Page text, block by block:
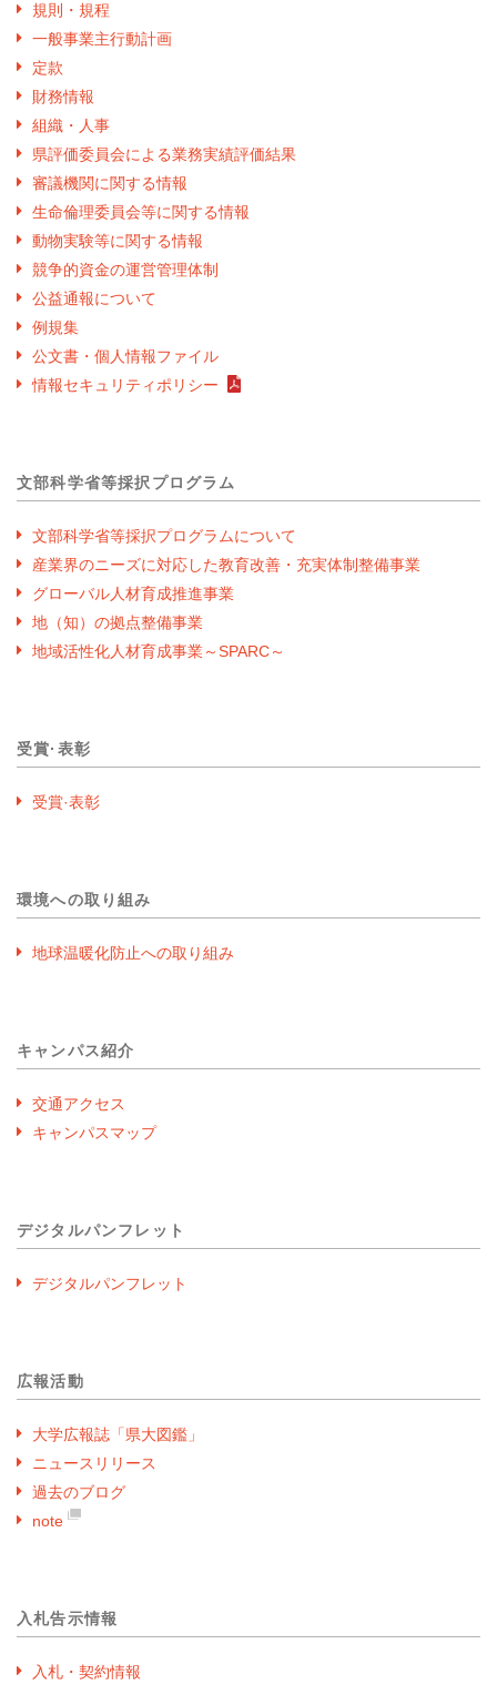
規則・規程
一般事業主行動計画
定款
財務情報
組織・人事
県評価委員会による業務実績評価結果
審議機関に関する情報
生命倫理委員会等に関する情報
動物実験等に関する情報
競争的資金の運営管理体制
公益通報について
例規集
公文書・個人情報ファイル
情報セキュリティポリシー
文部科学省等採択プログラム
文部科学省等採択プログラムについて
産業界のニーズに対応した教育改善・充実体制整備事業
グローバル人材育成推進事業
地（知）の拠点整備事業
地域活性化人材育成事業～SPARC～
受賞·表彰
受賞·表彰
環境への取り組み
地球温暖化防止への取り組み
キャンパス紹介
交通アクセス
キャンパスマップ
デジタルパンフレット
デジタルパンフレット
広報活動
大学広報誌「県大図鑑」
ニュースリリース
過去のブログ
note
入札告示情報
入札・契約情報